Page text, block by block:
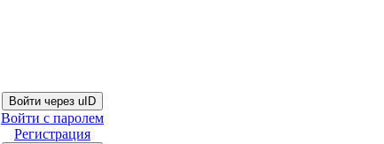
Войти через uID
Войти с паролем
Регистрация